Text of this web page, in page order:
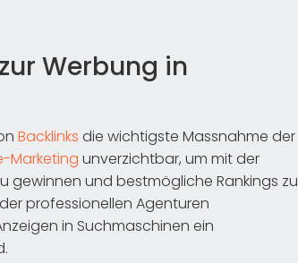
Werbung in
Backlinks die wichtigste Massnahme der
Marketing unverzichtbar, um mit der
gewinnen und bestmögliche Rankings zu
professionellen Agenturen
in Suchmaschinen ein